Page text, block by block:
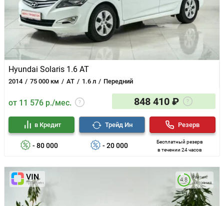
Hyundai Solaris 1.6 AT
2014 75 000 км AT 1.6 л Передний
от 11 576 р./мес. 848 410 ₽
- 80 000
в Кредит
- 20 000
Трейд Ин
Бесплатный резерв
в течении 24 часов
Резерв
Рейтинг
состояния
4.8